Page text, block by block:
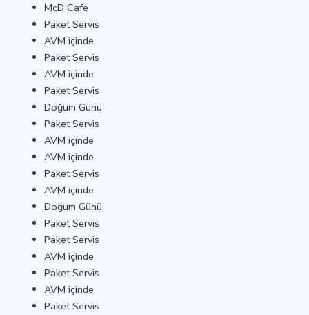
McD Cafe
Paket Servis
AVM içinde
Paket Servis
AVM içinde
Paket Servis
Doğum Günü
Paket Servis
AVM içinde
AVM içinde
Paket Servis
AVM içinde
Doğum Günü
Paket Servis
Paket Servis
AVM içinde
Paket Servis
AVM içinde
Paket Servis